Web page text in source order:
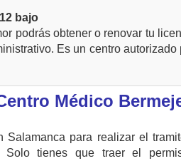
bajo
podrás obtener o renovar tu
Es un centro autorizado
Médico
Salamanca para realizar el
Solo tienes que traer el